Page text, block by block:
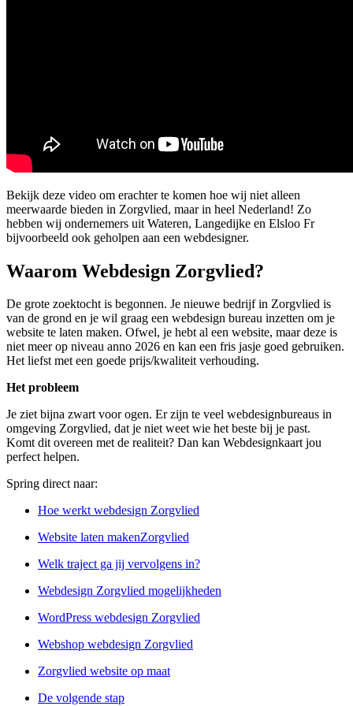
Bekijk deze video om erachter te komen hoe wij niet alleen
meerwaarde bieden in Zorgvlied, maar in heel Nederland! Zo
hebben wij ondernemers uit Wateren, Langedijke en Elsloo Fr
bijvoorbeeld ook geholpen aan een webdesigner.
Waarom Webdesign Zorgvlied?
De grote zoektocht is begonnen. Je nieuwe bedrijf in Zorgvlied is
van de grond en je wil graag een webdesign bureau inzetten om je
website te laten maken. Ofwel, je hebt al een website, maar deze is
niet meer op niveau anno 2026 en kan een fris jasje goed gebruiken.
Het liefst met een goede prijs/kwaliteit verhouding.
Het probleem
Je ziet bijna zwart voor ogen. Er zijn te veel webdesignbureaus in
omgeving Zorgvlied, dat je niet weet wie het beste bij je past.
Komt dit overeen met de realiteit? Dan kan Webdesignkaart jou
perfect helpen.
Spring direct naar:
Hoe werkt webdesign Zorgvlied
Website laten makenZorgvlied
Welk traject ga jij vervolgens in?
Webdesign Zorgvlied mogelijkheden
WordPress webdesign Zorgvlied
Webshop webdesign Zorgvlied
Zorgvlied website op maat
De volgende stap